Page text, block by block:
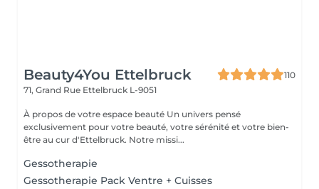
Beauty4You Ettelbruck
110
71, Grand Rue Ettelbruck L-9051
À propos de votre espace beauté Un univers pensé
exclusivement pour votre beauté, votre sérénité et votre bien-
être au cur d'Ettelbruck. Notre missi...
Gessotherapie
Gessotherapie Pack Ventre + Cuisses